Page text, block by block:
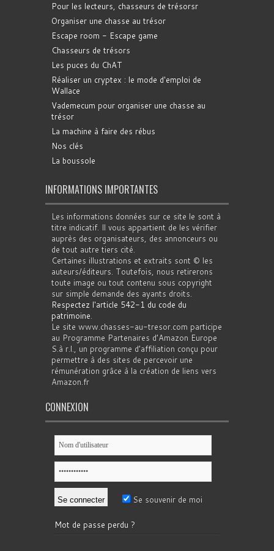
Pour les lecteurs, chasseurs de trésorsr
Organiser une chasse au trésor
Escape room - Escape game
Chasseurs de trésors
Les puces du ChAT
Réaliser un cryptex : le mode d'emploi de
Wallace
Vademecum pour organiser une chasse au
trésor
La machine à faire des rébus
Nos clés
La boussole
INFORMATIONS IMPORTANTES
Les informations données sur ce site le sont à
titre indicatif. Il vous appartient de les vérifier
auprès des organisateurs, des annonceurs ou
de tout autre tiers cité.
Certaines illustrations et extraits sont © les
auteurs/éditeurs. Toutefois, nous retirerons
toute image ou tout contenu sous copyright
sur simple demande des ayants droits.
Respectez l'article 542-1 du code du
patrimoine.
Le site www.chasses-au-tresor.com participe
au Programme Partenaires d’Amazon Europe
S.à r.l., un programme d’affiliation conçu pour
permettre à des sites de percevoir une
rémunération grâce à la création de liens vers
Amazon.fr
CONNEXION
Se souvenir de moi
Mot de passe perdu ?